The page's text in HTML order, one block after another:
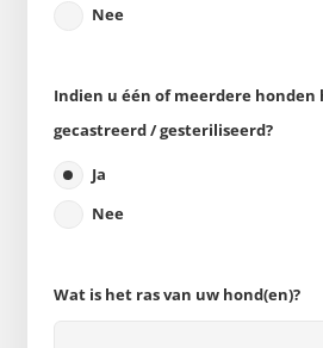
Nee
Indien u één of meerdere honden
gecastreerd / gesteriliseerd?
Ja
Nee
Wat is het ras van uw hond(en)?